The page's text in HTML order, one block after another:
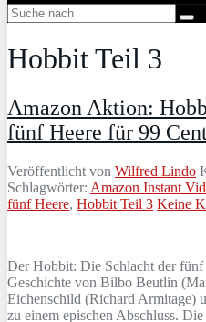
Hobbit Teil 3
Amazon Aktion:
fünf Heere für 99
Veröffentlicht von Wilfred Lindo
Schlagwörter: Amazon Instant
fünf Heere, Hobbit Teil 3 Keine
Der Hobbit: Die Schlacht der
Geschichte von Bilbo Beutlin
Eichenschild (Richard Armitage)
zu einem epischen Abschluss.